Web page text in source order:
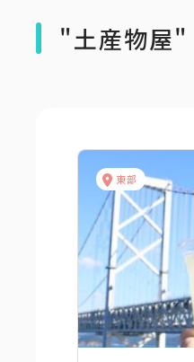
"土産物屋"
東部